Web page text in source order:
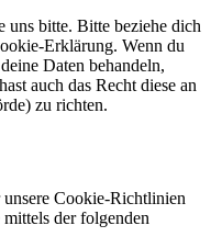
uns bitte. Bitte beziehe dich
Erklärung. Wenn du
Daten behandeln,
auch das Recht diese an
zu richten.
Cookie-Richtlinien
der folgenden